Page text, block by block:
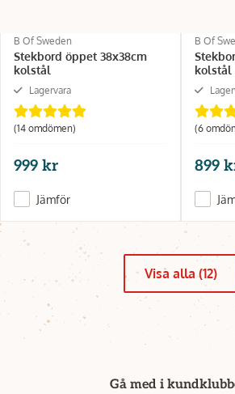
B Of Sweden
Stekbord öppet 38x38cm
kolstål
Lagervara
(14 omdömen)
999 kr
Jämför
B Of
kolstål
(6
899
Visa alla (12)
Gå med i